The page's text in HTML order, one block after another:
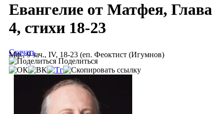
Евангелие от Матфея, Глава
4, стихи 18-23
Мф., 9 зач., IV, 18-23 (еп. Феоктист (Игумнов)
Скачать
Поделиться